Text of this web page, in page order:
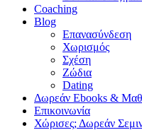
Coaching
Blog
Επανασύνδεση
Χωρισμός
Σχέση
Ζώδια
Dating
Δωρεάν Ebooks &
Επικοινωνία
Χώρισες; Δωρεάν